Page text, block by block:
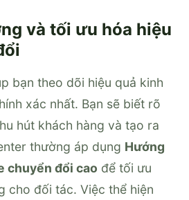
và tối ưu hóa hiệu
bạn theo dõi hiệu quả kinh
xác nhất. Bạn sẽ biết rõ
hút khách hàng và tạo ra
thường áp dụng Hướng
chuyển đổi cao để tối ưu
cho đối tác. Việc thể hiện